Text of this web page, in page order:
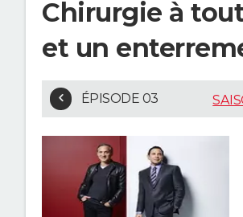
Chirurgie à
et un
ÉPISODE 03